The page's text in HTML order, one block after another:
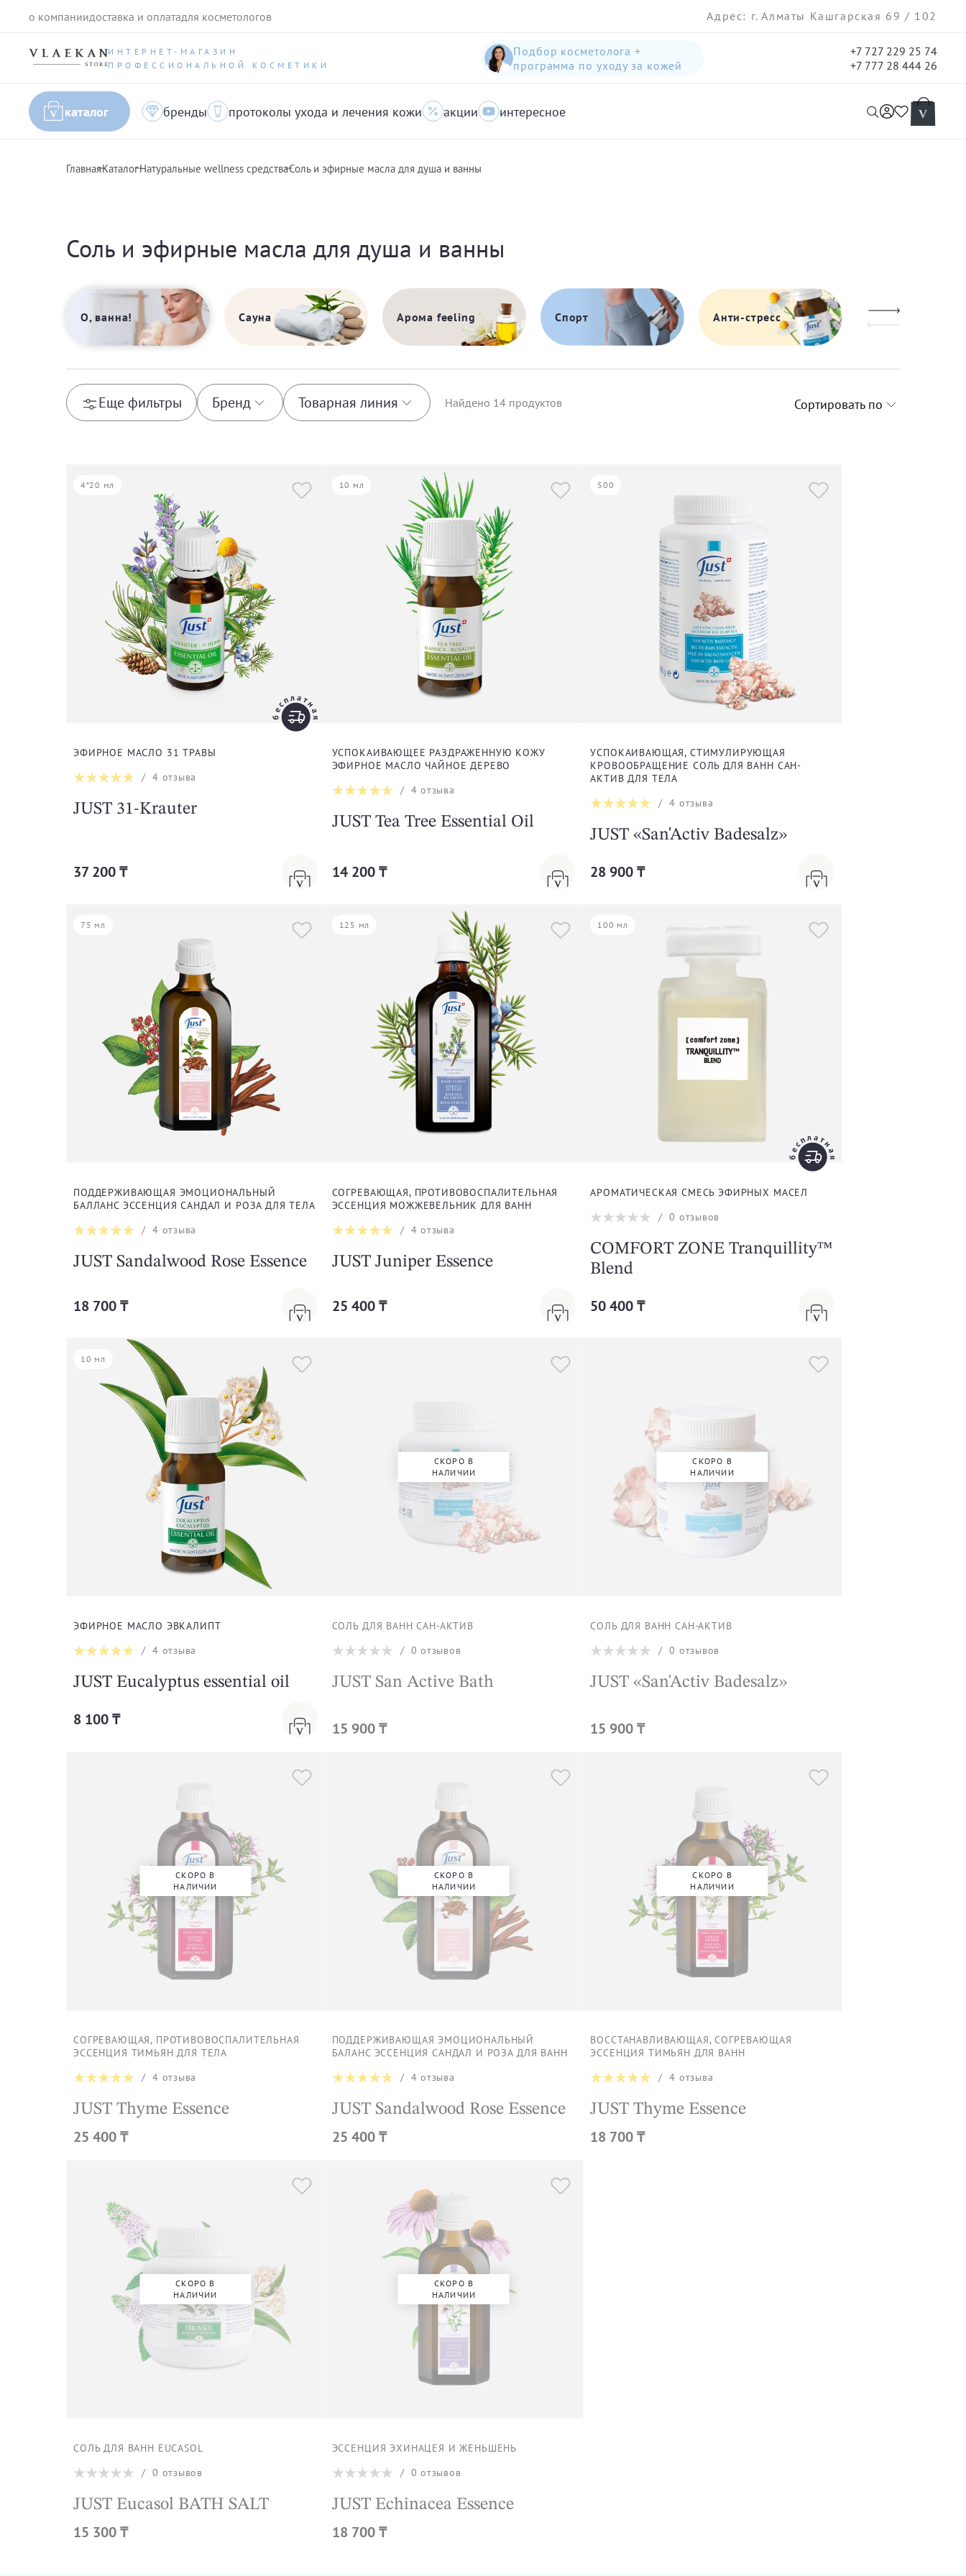
о компаниидоставка и оплатадля косметологов Адрес: г. Алматы Кашгарская 69 / 102
ИНТЕРНЕТ-МАГАЗИН
ПРОФЕССИОНАЛЬНОЙ КОСМЕТИКИ
Подбор косметолога +
программа по уходу за кожей
+7 727 229 25 74
+7 777 28 444 26
каталог бренды протоколы ухода и лечения кожи акции интересное
ГлавнаяКаталогНатуральные wellness средстваСоль и эфирные масла для душа и ванны
Соль и эфирные масла для душа и ванны
О, ванна! Сауна Арома feeling Спорт Анти-стресс Для настроения
Еще фильтры Бренд
Just
Товарная линия
Tranquillity
Найдено 14 продуктов Сортировать по
4*20 мл
ЭФИРНОЕ МАСЛО 31 ТРАВЫ
/4 отзыва
JUST 31-Krauter
37 200 ₸
10 мл
УСПОКАИВАЮЩЕЕ РАЗДРАЖЕННУЮ КОЖУ
ЭФИРНОЕ МАСЛО ЧАЙНОЕ ДЕРЕВО
/ 4 отзыва
JUST Tea Tree Essential Oil
14 200 ₸
500
УСПОКАИВАЮЩАЯ, СТИМУЛИРУЮЩАЯ
КРОВООБРАЩЕНИЕ СОЛЬ ДЛЯ ВАНН САН-
АКТИВ ДЛЯ ТЕЛА
/4 отзыва
JUST «San'Activ Badesalz»
28 900 ₸
75 мл
ПОДДЕРЖИВАЮЩАЯ ЭМОЦИОНАЛЬНЫЙ
БАЛЛАНС ЭССЕНЦИЯ САНДАЛ И РОЗА ДЛЯ ТЕЛА
/4 отзыва
JUST Sandalwood Rose Essence
18 700 ₸
125 мл
СОГРЕВАЮЩАЯ, ПРОТИВОВОСПАЛИТЕЛЬНАЯ
ЭССЕНЦИЯ МОЖЖЕВЕЛЬНИК ДЛЯ ВАНН
/ 4 отзыва
JUST Juniper Essence
25 400 ₸
100 мл
АРОМАТИЧЕСКАЯ СМЕСЬ ЭФИРНЫХ МАСЕЛ
/0 отзывов
COMFORT ZONE Tranquillity™
Blend
50 400 ₸
10 мл
ЭФИРНОЕ МАСЛО ЭВКАЛИПТ
/4 отзыва
JUST Eucalyptus essential oil
8 100 ₸
СКОРО В
НАЛИЧИИ
СОЛЬ ДЛЯ ВАНН САН-АКТИВ
/ 0 отзывов
JUST San Active Bath
15 900 ₸
СКОРО В
НАЛИЧИИ
СОЛЬ ДЛЯ ВАНН САН-АКТИВ
/0 отзывов
JUST «San'Activ Badesalz»
15 900 ₸
СКОРО В
НАЛИЧИИ
СОГРЕВАЮЩАЯ, ПРОТИВОВОСПАЛИТЕЛЬНАЯ
ЭССЕНЦИЯ ТИМЬЯН ДЛЯ ТЕЛА
/4 отзыва
JUST Thyme Essence
25 400 ₸
СКОРО В
НАЛИЧИИ
ПОДДЕРЖИВАЮЩАЯ ЭМОЦИОНАЛЬНЫЙ
БАЛАНС ЭССЕНЦИЯ САНДАЛ И РОЗА ДЛЯ ВАНН
/ 4 отзыва
JUST Sandalwood Rose Essence
25 400 ₸
СКОРО В
НАЛИЧИИ
ВОССТАНАВЛИВАЮЩАЯ, СОГРЕВАЮЩАЯ
ЭССЕНЦИЯ ТИМЬЯН ДЛЯ ВАНН
/4 отзыва
JUST Thyme Essence
18 700 ₸
СКОРО В
НАЛИЧИИ
СОЛЬ ДЛЯ ВАНН EUCASOL
/0 отзывов
JUST Eucasol BATH SALT
15 300 ₸
СКОРО В
НАЛИЧИИ
ЭССЕНЦИЯ ЭХИНАЦЕЯ И ЖЕНЬШЕНЬ
/ 0 отзывов
JUST Echinacea Essence
18 700 ₸